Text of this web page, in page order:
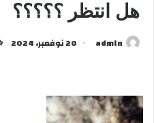
هل انتظر ؟؟؟؟؟
admln 20 نوفمبر، 2024